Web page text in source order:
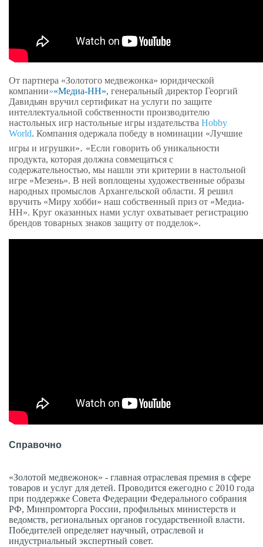
От партнера «Золотого медвежонка» юридической
компании»«Медиа-НН», генеральный директор Георгий
Давидьян вручил сертификат на услуги по защите
интеллектуальной собственности производителю
настольных игр настольные игры издательства Hobby
World. Компания одержала победу в номинации «Лучшие
игры и игрушки». «Если говорить об уникальности
продукта, которая должна совмещаться с
содержательностью, мы нашли эти критерии в настольной
игре «Мезень». В ней воплощены художественные образы
народных промыслов Архангельской области. Я решил
вручить «Миру хобби» наш собственный приз от «Медиа-
НН». Круг оказанных нами услуг охватывает регистрацию
брендов товарных знаков защиту от подделок».
Справочно
«Золотой медвежонок» - главная отраслевая премия в сфере
товаров и услуг для детей. Проводится ежегодно с 2010 года
при поддержке Совета Федерации Федерального собрания
РФ, Минпромторга России, профильных министерств и
ведомств, региональных органов государственной власти.
Победителей определяет научный, отраслевой и
индустриальный экспертный совет.